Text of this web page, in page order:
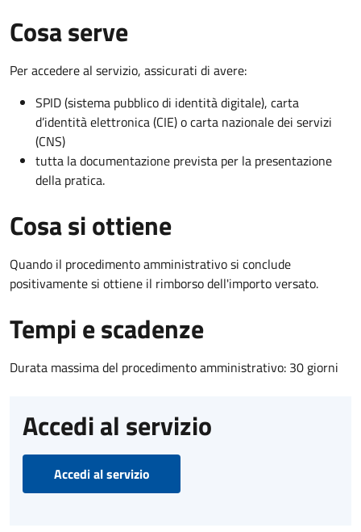
Cosa serve
Per accedere al servizio, assicurati di avere:
SPID (sistema pubblico di identità digitale), carta
d’identità elettronica (CIE) o carta nazionale dei servizi
(CNS)
tutta la documentazione prevista per la presentazione
della pratica.
Cosa si ottiene
Quando il procedimento amministrativo si conclude
positivamente si ottiene il rimborso dell'importo versato.
Tempi e scadenze
Durata massima del procedimento amministrativo: 30 giorni
Accedi al servizio
Accedi al servizio